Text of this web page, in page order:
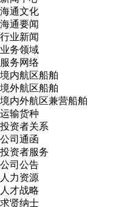
海通文化
海通要闻
行业新闻
业务领域
服务网络
境内航区船舶
境外航区船舶
境内外航区兼营船舶
运输货种
投资者关系
公司通函
投资者服务
公司公告
人力资源
人才战略
求贤纳士